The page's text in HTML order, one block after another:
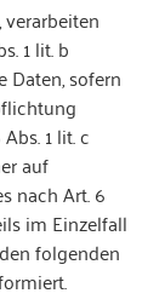
1 lit. b
Daten, sofern
1 lit. c
auf
nach Art. 6
im Einzelfall
folgenden